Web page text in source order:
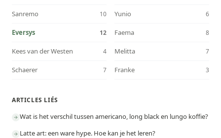
Sanremo 10 Yunio 6
Eversys 12 Faema 8
Kees van der Westen 4 Melitta 7
Schaerer 7 Franke 3
ARTICLES LIÉS
Wat is het verschil tussen americano, long black en lungo koffie?
Latte art: een ware hype. Hoe kan je het leren?